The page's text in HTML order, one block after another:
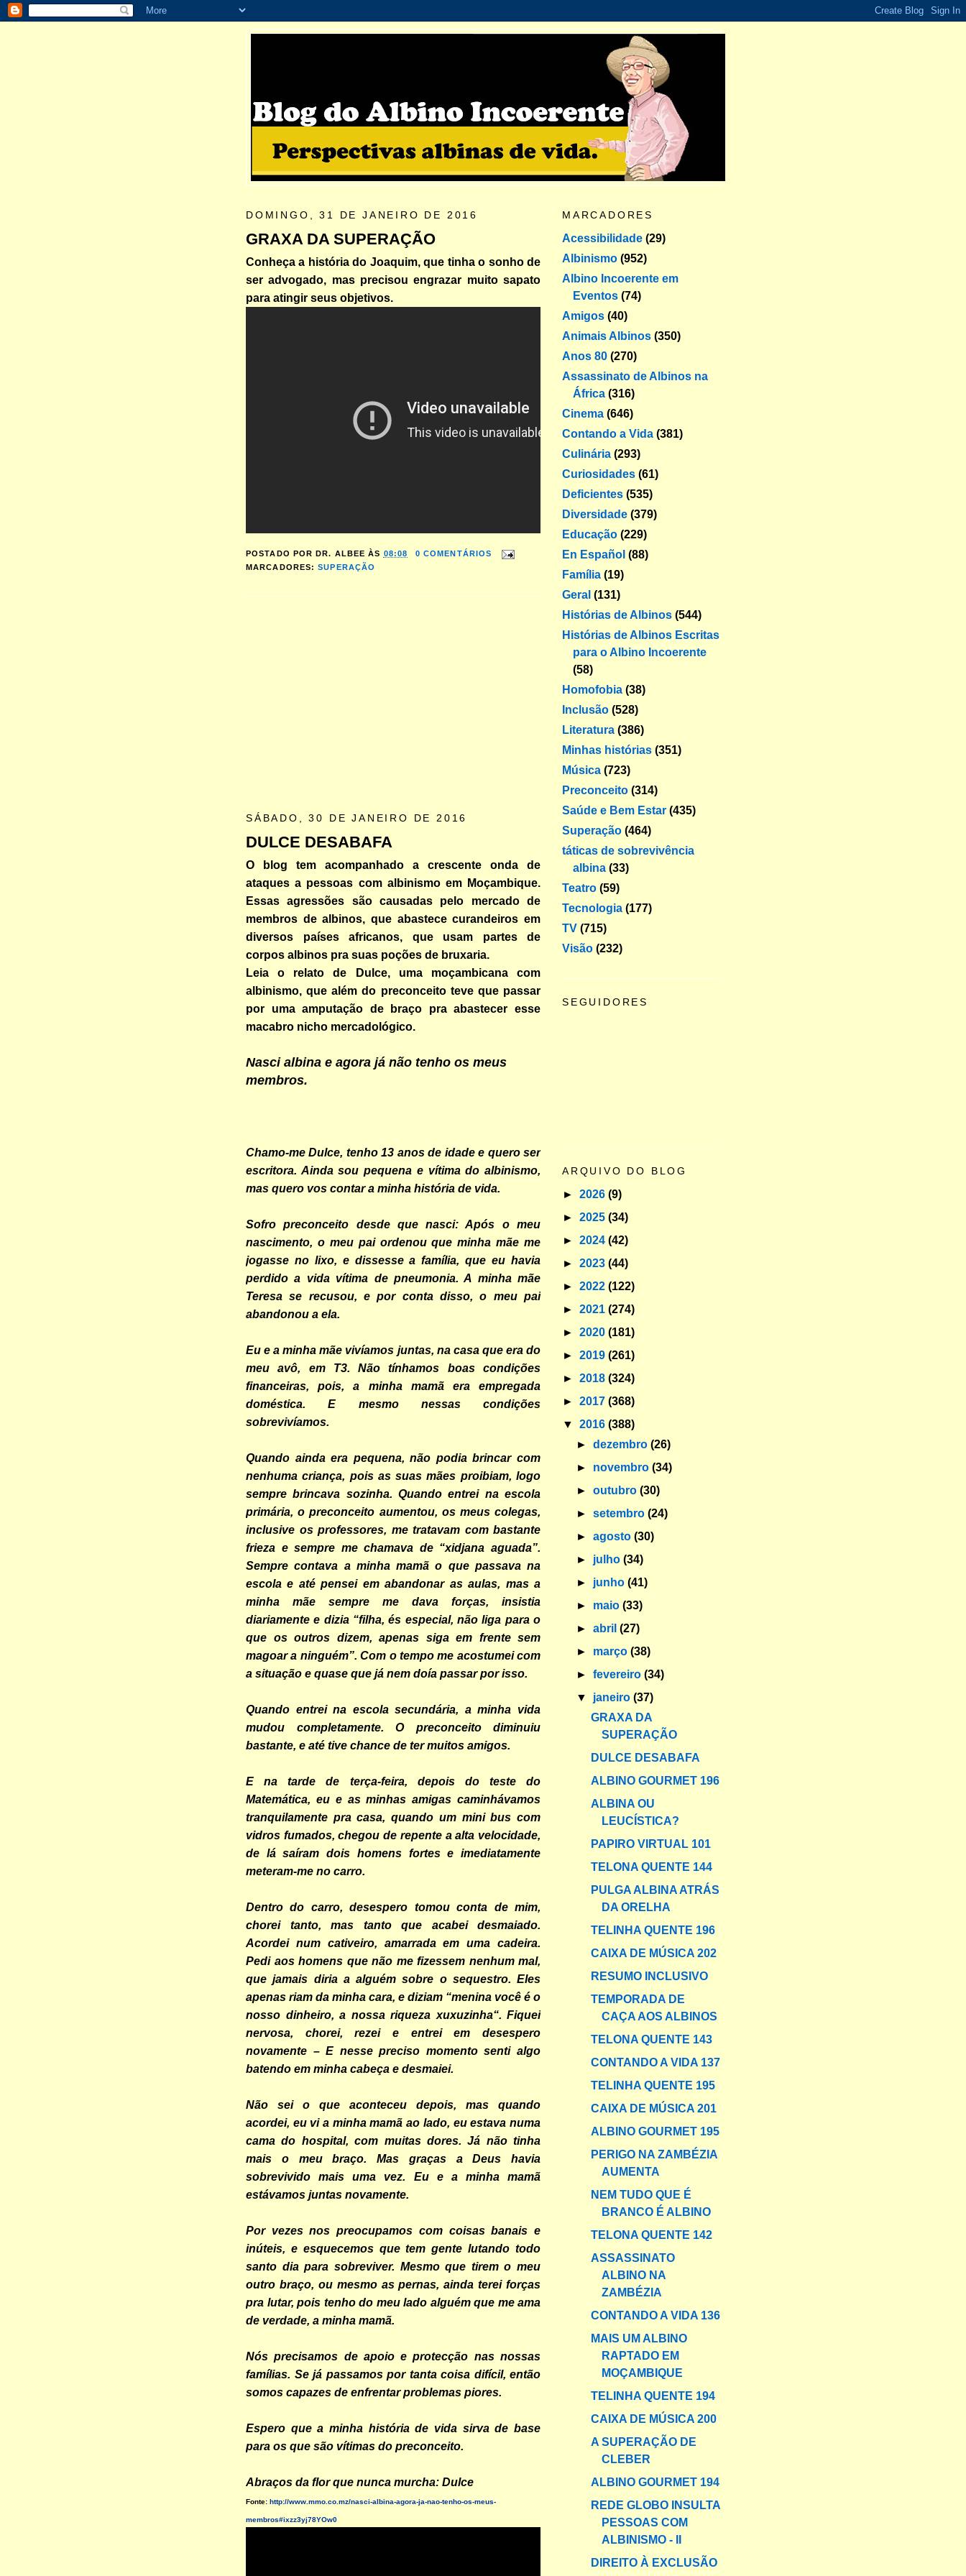
DOMINGO, 31 DE JANEIRO DE 2016
GRAXA DA SUPERAÇÃO
Conheça a história do Joaquim, que tinha o sonho de
ser advogado, mas precisou engrazar muito sapato
para atingir seus objetivos.
POSTADO POR DR. ALBEE ÀS 08:08
0 COMENTÁRIOS
MARCADORES:SUPERAÇÃO
SÁBADO, 30 DE JANEIRO DE 2016
DULCE DESABAFA
O blog tem acompanhado a crescente onda de
ataques a pessoas com albinismo em Moçambique.
Essas agressões são causadas pelo mercado de
membros de albinos, que abastece curandeiros em
diversos países africanos, que usam partes de
corpos albinos pra suas poções de bruxaria.
Leia o relato de Dulce, uma moçambicana com
albinismo, que além do preconceito teve que passar
por uma amputação de braço pra abastecer esse
macabro nicho mercadológico.
Nasci albina e agora já não tenho os meus
membros.
Chamo-me Dulce, tenho 13 anos de idade e quero ser
escritora. Ainda sou pequena e vítima do albinismo,
mas quero vos contar a minha história de vida.
Sofro preconceito desde que nasci: Após o meu
nascimento, o meu pai ordenou que minha mãe me
jogasse no lixo, e dissesse a família, que eu havia
perdido a vida vítima de pneumonia. A minha mãe
Teresa se recusou, e por conta disso, o meu pai
abandonou a ela.
Eu e a minha mãe vivíamos juntas, na casa que era do
meu avô, em T3. Não tínhamos boas condições
financeiras, pois, a minha mamã era empregada
doméstica. E mesmo nessas condições
sobrevivíamos.
Quando ainda era pequena, não podia brincar com
nenhuma criança, pois as suas mães proibiam, logo
sempre brincava sozinha. Quando entrei na escola
primária, o preconceito aumentou, os meus colegas,
inclusive os professores, me tratavam com bastante
frieza e sempre me chamava de “xidjana aguada”.
Sempre contava a minha mamã o que passava na
escola e até pensei em abandonar as aulas, mas a
minha mãe sempre me dava forças, insistia
diariamente e dizia “filha, és especial, não liga para o
que os outros dizem, apenas siga em frente sem
magoar a ninguém”. Com o tempo me acostumei com
a situação e quase que já nem doía passar por isso.
Quando entrei na escola secundária, a minha vida
mudou completamente. O preconceito diminuiu
bastante, e até tive chance de ter muitos amigos.
E na tarde de terça-feira, depois do teste do
Matemática, eu e as minhas amigas caminhávamos
tranquilamente pra casa, quando um mini bus com
vidros fumados, chegou de repente a alta velocidade,
de lá saíram dois homens fortes e imediatamente
meteram-me no carro.
Dentro do carro, desespero tomou conta de mim,
chorei tanto, mas tanto que acabei desmaiado.
Acordei num cativeiro, amarrada em uma cadeira.
Pedi aos homens que não me fizessem nenhum mal,
que jamais diria a alguém sobre o sequestro. Eles
apenas riam da minha cara, e diziam “menina você é o
nosso dinheiro, a nossa riqueza xuxuzinha“. Fiquei
nervosa, chorei, rezei e entrei em desespero
novamente – E nesse preciso momento senti algo
batendo em minha cabeça e desmaiei.
Não sei o que aconteceu depois, mas quando
acordei, eu vi a minha mamã ao lado, eu estava numa
cama do hospital, com muitas dores. Já não tinha
mais o meu braço. Mas graças a Deus havia
sobrevivido mais uma vez. Eu e a minha mamã
estávamos juntas novamente.
Por vezes nos preocupamos com coisas banais e
inúteis, e esquecemos que tem gente lutando todo
santo dia para sobreviver. Mesmo que tirem o meu
outro braço, ou mesmo as pernas, ainda terei forças
pra lutar, pois tenho do meu lado alguém que me ama
de verdade, a minha mamã.
Nós precisamos de apoio e protecção nas nossas
famílias. Se já passamos por tanta coisa difícil, então
somos capazes de enfrentar problemas piores.
Espero que a minha história de vida sirva de base
para os que são vítimas do preconceito.
Abraços da flor que nunca murcha: Dulce
Fonte: http://www.mmo.co.mz/nasci-albina-agora-ja-nao-tenho-os-meus-
membros#ixzz3yj78YOw0
MARCADORES
Acessibilidade (29)
Albinismo (952)
Albino Incoerente em
Eventos (74)
Amigos (40)
Animais Albinos (350)
Anos 80 (270)
Assassinato de Albinos na
África (316)
Cinema (646)
Contando a Vida (381)
Culinária (293)
Curiosidades (61)
Deficientes (535)
Diversidade (379)
Educação (229)
En Español (88)
Família (19)
Geral (131)
Histórias de Albinos (544)
Histórias de Albinos Escritas
para o Albino Incoerente
(58)
Homofobia (38)
Inclusão (528)
Literatura (386)
Minhas histórias (351)
Música (723)
Preconceito (314)
Saúde e Bem Estar (435)
Superação (464)
táticas de sobrevivência
albina (33)
Teatro (59)
Tecnologia (177)
TV (715)
Visão (232)
SEGUIDORES
ARQUIVO DO BLOG
► 2026 (9)
► 2025 (34)
► 2024 (42)
► 2023 (44)
► 2022 (122)
► 2021 (274)
► 2020 (181)
► 2019 (261)
► 2018 (324)
► 2017 (368)
▼ 2016 (388)
►dezembro(26)
► novembro(34)
►outubro(30)
►setembro(24)
►agosto(30)
► julho(34)
► junho(41)
► maio(33)
►abril(27)
► março(38)
►fevereiro(34)
▼ janeiro(37)
GRAXA DA
SUPERAÇÃO
DULCE DESABAFA
ALBINO GOURMET 196
ALBINA OU
LEUCÍSTICA?
PAPIRO VIRTUAL 101
TELONA QUENTE 144
PULGA ALBINA ATRÁS
DA ORELHA
TELINHA QUENTE 196
CAIXA DE MÚSICA 202
RESUMO INCLUSIVO
TEMPORADA DE
CAÇA AOS ALBINOS
TELONA QUENTE 143
CONTANDO A VIDA 137
TELINHA QUENTE 195
CAIXA DE MÚSICA 201
ALBINO GOURMET 195
PERIGO NA ZAMBÉZIA
AUMENTA
NEM TUDO QUE É
BRANCO É ALBINO
TELONA QUENTE 142
ASSASSINATO
ALBINO NA
ZAMBÉZIA
CONTANDO A VIDA 136
MAIS UM ALBINO
RAPTADO EM
MOÇAMBIQUE
TELINHA QUENTE 194
CAIXA DE MÚSICA 200
A SUPERAÇÃO DE
CLEBER
ALBINO GOURMET 194
REDE GLOBO INSULTA
PESSOAS COM
ALBINISMO - II
DIREITO À EXCLUSÃO